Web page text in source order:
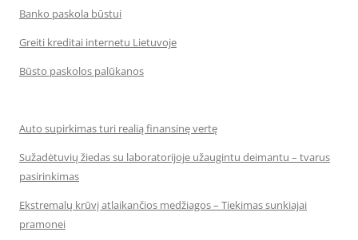
Banko paskola būstui
Greiti kreditai internetu Lietuvoje
Būsto paskolos palūkanos
Auto supirkimas turi realią finansinę vertę
Sužadėtuvių žiedas su laboratorijoje užaugintu deimantu – tvarus
pasirinkimas
Ekstremalų krūvį atlaikančios medžiagos – Tiekimas sunkiajai
pramonei